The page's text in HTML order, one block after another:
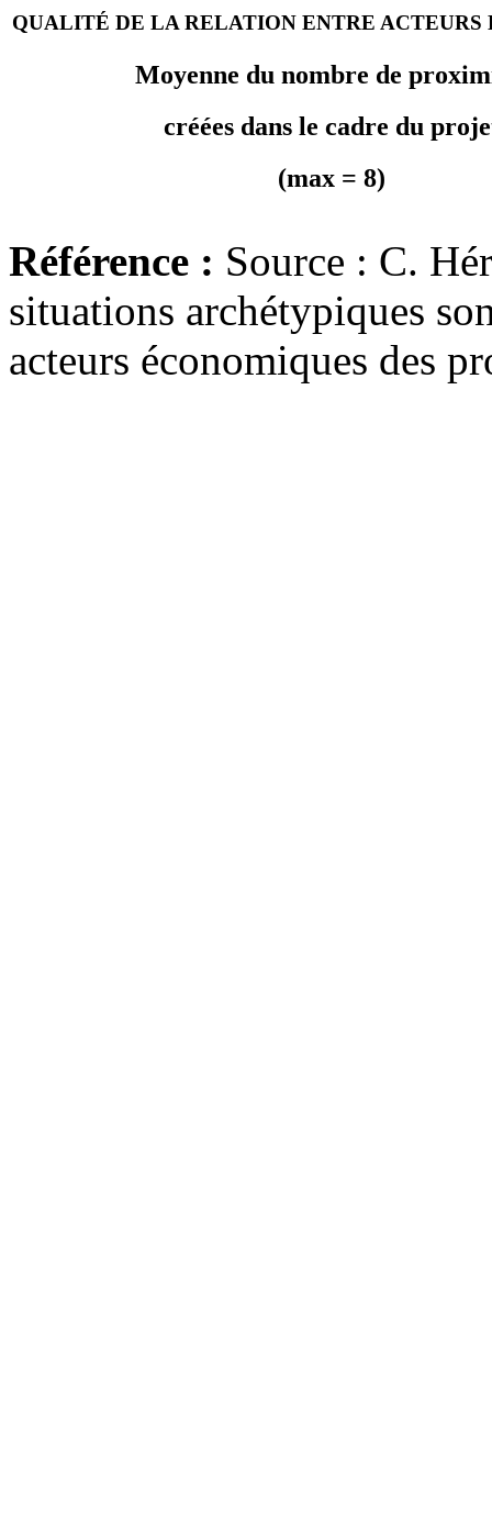
QUALITÉ DE LA RELATION ENTRE ACTEURS
Moyenne du nombre de
créées dans le cadre du
(max = 8)
Référence : Source : C.
situations archétypiques
acteurs économiques des